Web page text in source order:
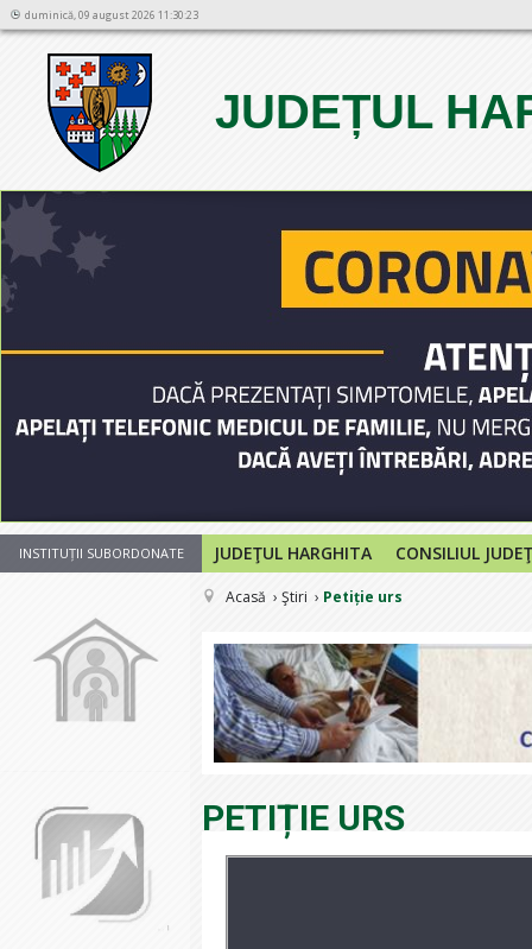
duminică, 09 august 2026 11:30:23
JUDEȚUL
12
INSTITUȚII SUBORDONATE JUDEŢUL HARGHITA CONSILIUL
Acasă Ştiri Petiție urs
PETIȚIE URS